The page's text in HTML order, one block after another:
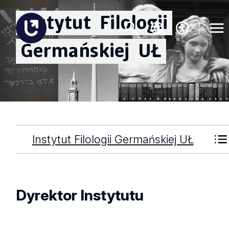
Instytut Filologii
Germańskiej UŁ
Instytut Filologii Germańskiej UŁ
Dyrektor Instytutu